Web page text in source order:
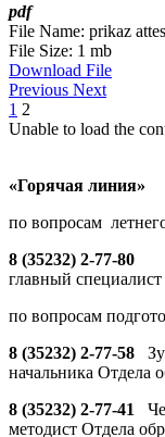
pdf
File Name: prikaz
File Size: 1 mb
Download File
Previous Next
1 2
Unable to load the
«Горячая линия»
по вопросам
8 (35232) 2-77-80
главный
по вопросам
8 (35232) 2-77-58
начальника Отдела
8 (35232) 2-77-41
методист Отдела